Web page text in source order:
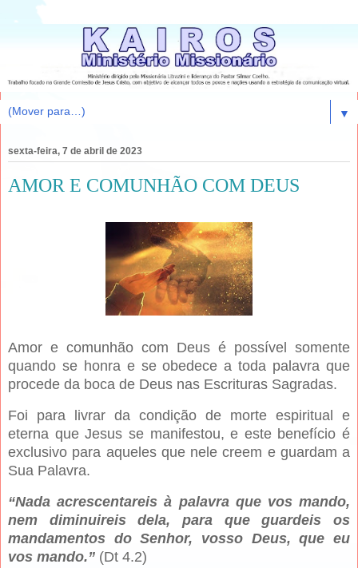
▼
sexta-feira, 7 de abril de 2023
AMOR E COMUNHÃO COM DEUS
Amor e comunhão com Deus é possível somente
quando se honra e se obedece a toda palavra que
procede da boca de Deus nas Escrituras Sagradas.
Foi para livrar da condição de morte espiritual e
eterna que Jesus se manifestou, e este benefício é
exclusivo para aqueles que nele creem e guardam a
Sua Palavra.
“Nada acrescentareis à palavra que vos mando,
nem diminuireis dela, para que guardeis os
mandamentos do Senhor, vosso Deus, que eu
vos mando.” (Dt 4.2)